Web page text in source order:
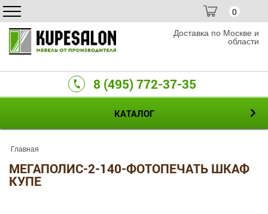
0
Доставка по Москве и
области
8 (495) 772-37-35
КАТАЛОГ
Главная
МЕГАПОЛИС-2-140-ФОТОПЕЧАТЬ ШКАФ
КУПЕ